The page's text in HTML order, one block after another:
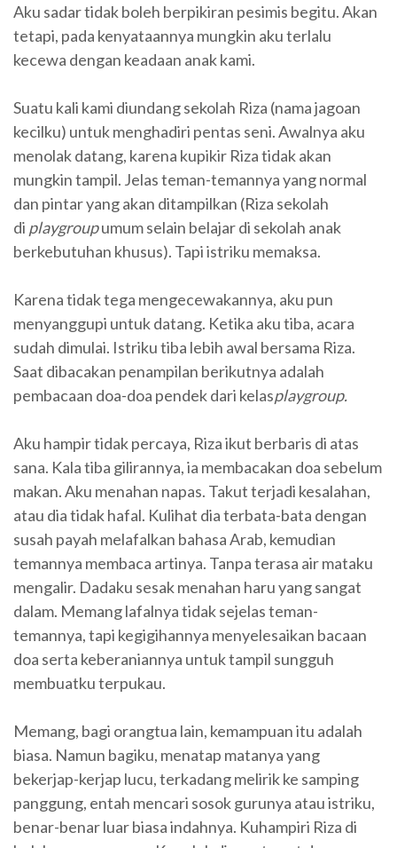
Aku sadar tidak boleh berpikiran pesimis begitu. Akan
tetapi, pada kenyataannya mungkin aku terlalu
kecewa dengan keadaan anak kami.
Suatu kali kami diundang sekolah Riza (nama jagoan
kecilku) untuk menghadiri pentas seni. Awalnya aku
menolak datang, karena kupikir Riza tidak akan
mungkin tampil. Jelas teman-temannya yang normal
dan pintar yang akan ditampilkan (Riza sekolah
di playgroupumum selain belajar di sekolah anak
berkebutuhan khusus). Tapi istriku memaksa.
Karena tidak tega mengecewakannya, aku pun
menyanggupi untuk datang. Ketika aku tiba, acara
sudah dimulai. Istriku tiba lebih awal bersama Riza.
Saat dibacakan penampilan berikutnya adalah
pembacaan doa-doa pendek dari kelasplaygroup.
Aku hampir tidak percaya, Riza ikut berbaris di atas
sana. Kala tiba gilirannya, ia membacakan doa sebelum
makan. Aku menahan napas. Takut terjadi kesalahan,
atau dia tidak hafal. Kulihat dia terbata-bata dengan
susah payah melafalkan bahasa Arab, kemudian
temannya membaca artinya. Tanpa terasa air mataku
mengalir. Dadaku sesak menahan haru yang sangat
dalam. Memang lafalnya tidak sejelas teman-
temannya, tapi kegigihannya menyelesaikan bacaan
doa serta keberaniannya untuk tampil sungguh
membuatku terpukau.
Memang, bagi orangtua lain, kemampuan itu adalah
biasa. Namun bagiku, menatap matanya yang
bekerjap-kerjap lucu, terkadang melirik ke samping
panggung, entah mencari sosok gurunya atau istriku,
benar-benar luar biasa indahnya. Kuhampiri Riza di